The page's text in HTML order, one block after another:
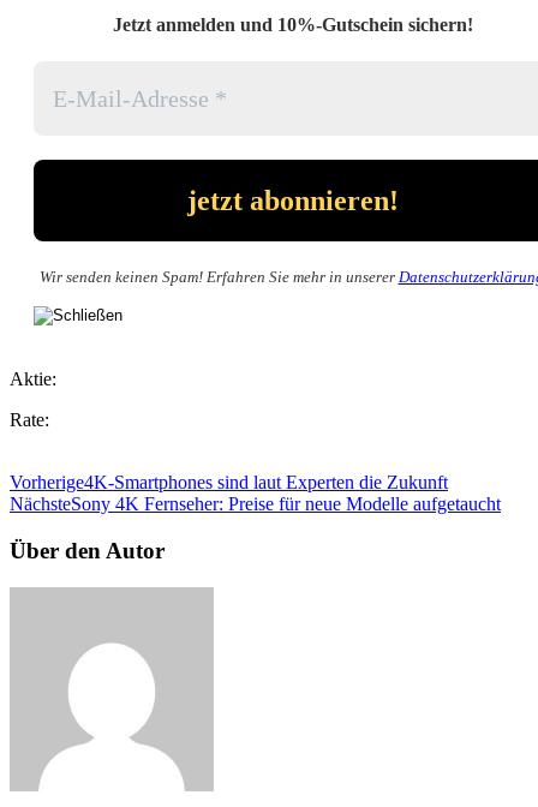
Jetzt anmelden und 10%-Gutschein sichern!
Wir senden keinen Spam! Erfahren Sie mehr in unserer
Aktie:
Rate:
Vorherige4K-Smartphones sind laut Experten die Zukunft
NächsteSony 4K Fernseher: Preise für neue Modelle aufgetaucht
Über den Autor